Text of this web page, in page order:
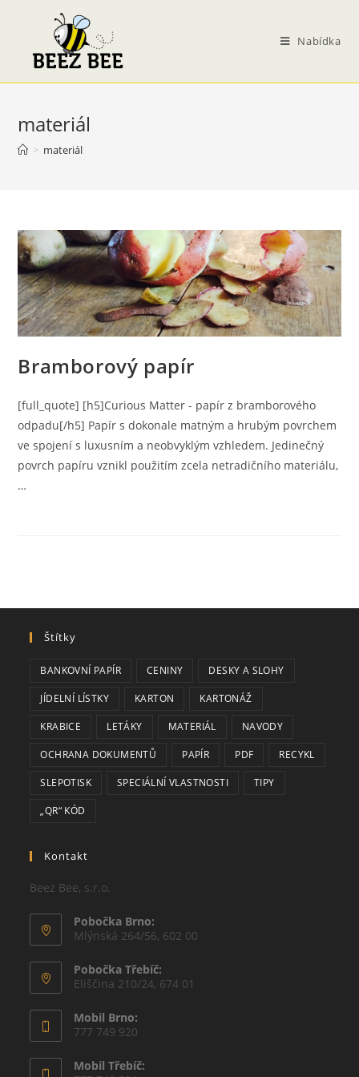
obsahu
Nabídka
materiál
> materiál
Bramborový papír
[full_quote] [h5]Curious Matter - papír z bramborového
odpadu[/h5] Papír s dokonale matným a hrubým povrchem
ve spojení s luxusním a neobvyklým vzhledem. Jedinečný
povrch papíru vznikl použitím zcela netradičního materiálu,
…
Štítky
BANKOVNÍ PAPÍR CENINY DESKY A SLOHY
JÍDELNÍ LÍSTKY KARTON KARTONÁŽ
KRABICE LETÁKY MATERIÁL NAVODY
OCHRANA DOKUMENTŮ PAPÍR PDF RECYKL
SLEPOTISK SPECIÁLNÍ VLASTNOSTI TIPY
„QR“ KÓD
Kontakt
Beez Bee, s.r.o.
Pobočka Brno:
Mlýnská 264/56, 602 00
Pobočka Třebíč:
Eliščina 210/24, 674 01
Mobil Brno:
777 749 920
Mobil Třebíč: